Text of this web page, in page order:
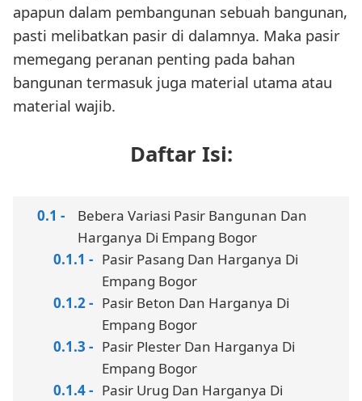
apapun dalam pembangunan sebuah bangunan,
pasti melibatkan pasir di dalamnya. Maka pasir
memegang peranan penting pada bahan
bangunan termasuk juga material utama atau
material wajib.
Daftar Isi:
Bebera Variasi Pasir Bangunan Dan
Harganya Di Empang Bogor
Pasir Pasang Dan Harganya Di
Empang Bogor
Pasir Beton Dan Harganya Di
Empang Bogor
Pasir Plester Dan Harganya Di
Empang Bogor
Pasir Urug Dan Harganya Di